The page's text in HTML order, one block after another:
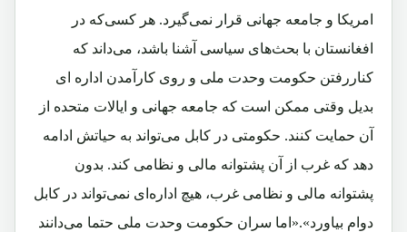
امریکا و جامعه جهانی قرار نمی‌گیرد. هر کسی‌که در
افغانستان با بحث‌های سیاسی آشنا باشد، می‌داند که
کناررفتن حکومت وحدت ملی و روی کارآمدن اداره‌ ای
‌بدیل وقتی ممکن است که جامعه جهانی و ایالات متحده از
آن حمایت کنند. حکومتی در کابل می‌تواند به حیاتش ادامه
دهد که غرب از آن پشتوانه مالی و نظامی‌ کند. بدون
پشتوانه مالی و نظامی‌ غرب، هیچ اداره‌ای نمی‌تواند در کابل
دوام بیاورد».«اما سران حکومت وحدت ملی حتما می‌دانند